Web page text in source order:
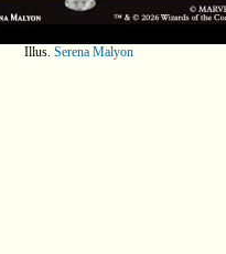
Illus. Serena Malyon